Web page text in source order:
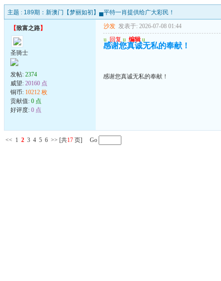
主题 : 189期：新澳门【梦丽如初】▄平特一肖提供给广大彩民！
【致富之路】
圣骑士
发帖: 2374
威望: 20160 点
铜币: 10212 枚
贡献值: 0 点
好评度: 0 点
沙发 发表于: 2026-07-08 01:44
u 回复 u 编辑 u
感谢您真诚无私的奉献！
感谢您真诚无私的奉献！
<< 1 2 3 4 5 6 >> [共17 页] Go